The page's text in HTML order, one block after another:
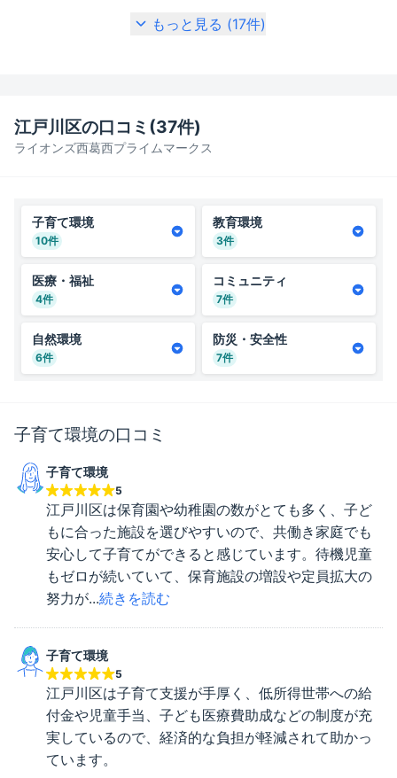
もっと見る (17件)
ライオンズ西葛西プライムマークス
江戸川区の口コミ(37件)
子育て環境
10件
教育環境
3件
医療・福祉
4件
コミュニティ
7件
自然環境
6件
防災・安全性
7件
子育て環境の口コミ
子育て環境
5
江戸川区は保育園や幼稚園の数がとても多く、子ど
もに合った施設を選びやすいので、共働き家庭でも
安心して子育てができると感じています。待機児童
もゼロが続いていて、保育施設の増設や定員拡大の
努力が...続きを読む
子育て環境
5
江戸川区は子育て支援が手厚く、低所得世帯への給
付金や児童手当、子ども医療費助成などの制度が充
実しているので、経済的な負担が軽減されて助かっ
ています。